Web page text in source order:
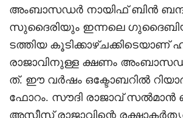
അംബാസഡർ നായിഫ് ബിൻ
സുദൈരിയും ഇന്നലെ
ടത്തിയ കൂടിക്കാഴ്ചക്കിടെയാണ്
രാജാവിനുള്ള ക്ഷണം
ത്. ഈ വർഷം ഒക്ടോബറിൽ
ഫോറം. സൗദി രാജാവ്
അസീസ് രാജാവിന്റെ